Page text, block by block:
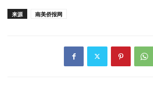
来源 南美侨报网